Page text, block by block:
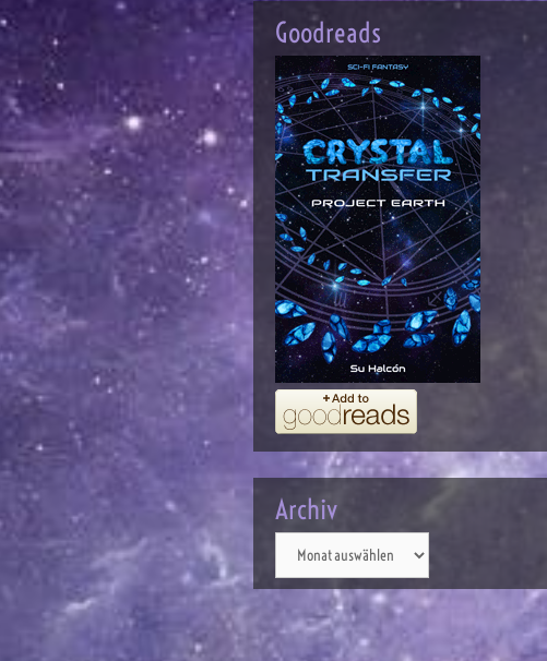
by itself... Anybody can have ideas -
- the difficulty is to express them
without squandering a quire of
paper on an idea that ought to be
reduced to one glittering
paragraph.
Heinrich Heine:
Von allen Welten, die der Mensch
erschaffen hat, ist die der Bücher
die Gewaltigste.
Franz Kafka
Ein Buch muss die Axt für das
gefrorene Meer in uns sein.
Goodreads
Archiv